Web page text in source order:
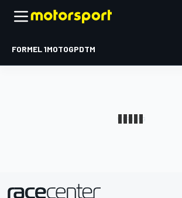
FORMEL 1MOTOGPDTM